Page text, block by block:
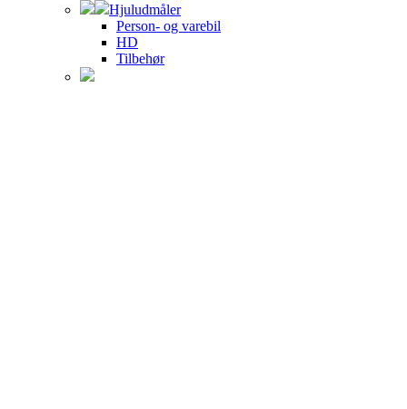
Hjuludmåler
Person- og varebil
HD
Tilbehør